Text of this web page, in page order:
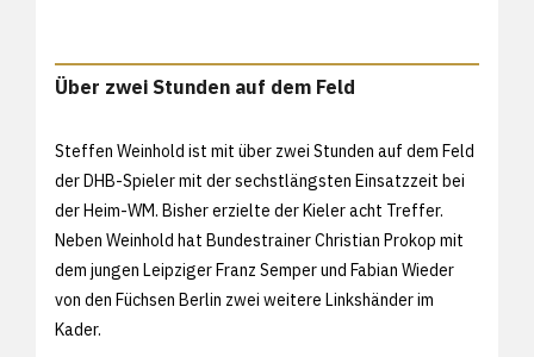
Über zwei Stunden auf dem Feld
Steffen Weinhold ist mit über zwei Stunden auf dem Feld
der DHB-Spieler mit der sechstlängsten Einsatzzeit bei
der Heim-WM. Bisher erzielte der Kieler acht Treffer.
Neben Weinhold hat Bundestrainer Christian Prokop mit
dem jungen Leipziger Franz Semper und Fabian Wieder
von den Füchsen Berlin zwei weitere Linkshänder im
Kader.